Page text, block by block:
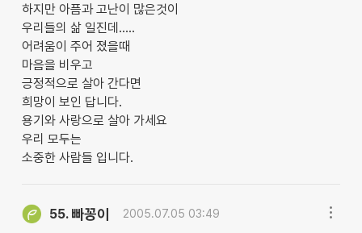
하지만 아픔과 고난이 많은것이
우리들의 삶 일진데.....
어려움이 주어 졌을때
마음을 비우고
긍정적으로 살아 간다면
희망이 보인 답니다.
용기와 사랑으로 살아 가세요
우리 모두는
소중한 사람들 입니다.
55. 빠꽁이 2005.07.05 03:49